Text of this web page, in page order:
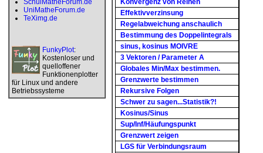
SchulMatheForum.de
UniMatheForum.de
TeXimg.de
FunkyPlot:
Kostenloser und
quelloffener
Funktionenplotter
für Linux und andere
Betriebssysteme
Konvergenz von Reihen
Effektivverzinsung
Regelabweichung anschaulich
Bestimmung des Doppelintegrals
sinus, kosinus MOIVRE
3 Vektoren / Parameter A
Globales Min/Max bestimmen.
Grenzwerte bestimmen
Rekursive Folgen
Schwer zu sagen...Statistik?!
Kosinus/Sinus
Sup/Inf/Häufungspunkt
Grenzwert zeigen
LGS für Verbindungsraum